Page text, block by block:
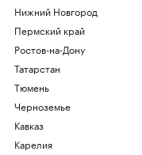
Нижний Новгород
Пермский край
Ростов-на-Дону
Татарстан
Тюмень
Черноземье
Кавказ
Карелия